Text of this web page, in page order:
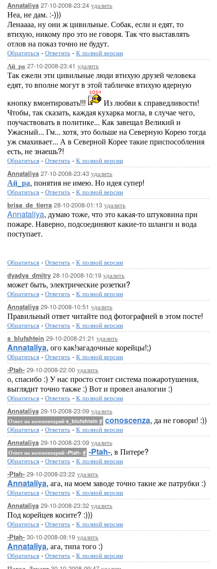
Annataliya 27-10-2008-23:24 удалить
Неа, не дам. :-)))
Ленаааа, ну они ж цивильные. Собак, если и едят, то
втихую, никому про это не говоря. Так что выставлять
отлов на показ точно не будут.
Обратиться - Ответить - К полной версии
Ай_ра 27-10-2008-23:41 удалить
Так ежели эти цивильные люди втихую друзей человека
едят, то вполне могут в этой табличке втихую ядерную
кнопку вмонтировать!!!
Из любви к справедливости!
Чтобы, так сказать, каждая кухарка могла, в случае чего,
поучаствовать в политике... Как завещал Великий и
Ужасный... Гм... хотя, это больше на Северную Корею тогда
уж смахивает... А в Северной Корее такие приспособления
есть, не знаешь?!
Обратиться - Ответить - К полной версии
Annataliya 27-10-2008-23:43 удалить
Ай_ра, понятия не имею. Но идея супер!
Обратиться - Ответить - К полной версии
brisa_de_tierra 28-10-2008-01:13 удалить
Annataliya, думаю тоже, что это какая-то штуковина при
пожаре. Наверно, подсоединяют какие-то шланги и вода
поступает.
Обратиться - Ответить - К полной версии
dyadya_dmitry 28-10-2008-10:19 удалить
может быть, электрические розетки?
Обратиться - Ответить - К полной версии
Annataliya 29-10-2008-10:51 удалить
Правильный ответ читайте под фотографией в этом посте!
Обратиться - Ответить - К полной версии
s_blufshtein 29-10-2008-21:21 удалить
Annataliya, ого как!загадочные корейцы!;)
Обратиться - Ответить - К полной версии
-Ptah- 29-10-2008-22:00 удалить
о, спасибо :) У нас просто стоит система пожаротушения,
выглядит точно также :) Вот и провел аналогии :)
Обратиться - Ответить - К полной версии
Annataliya 29-10-2008-23:09 удалить
Ответ на комментарий s_blufshtein # conoscenza, да не говори! :))
Обратиться - Ответить - К полной версии
Annataliya 29-10-2008-23:09 удалить
Ответ на комментарий -Ptah- # -Ptah-, в Питере?
Обратиться - Ответить - К полной версии
-Ptah- 29-10-2008-23:22 удалить
Annataliya, ага, на моем заводе точно такие же патрубки :)
Обратиться - Ответить - К полной версии
Annataliya 29-10-2008-23:32 удалить
Под корейцев косите? :)))
Обратиться - Ответить - К полной версии
-Ptah- 30-10-2008-08:19 удалить
Annataliya, ага, типа того :)
Обратиться - Ответить - К полной версии